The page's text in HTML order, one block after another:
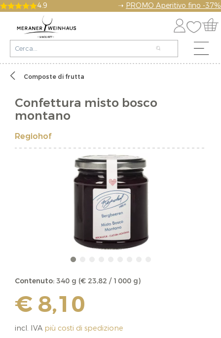
4.9 ➝ PROMO Aperitivo fino -37%
Composte di frutta
Confettura misto bosco
montano
Regiohof
Contenuto: 340 g (€ 23,82 / 1000 g)
€ 8,10
incl. IVA più costi di spedizione